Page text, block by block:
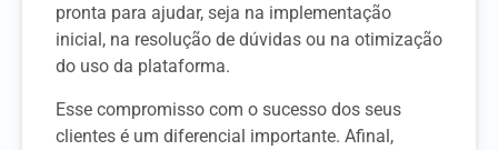
pronta para ajudar, seja na implementação
inicial, na resolução de dúvidas ou na otimização
do uso da plataforma.
Esse compromisso com o sucesso dos seus
clientes é um diferencial importante. Afinal,